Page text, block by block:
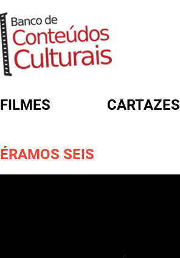
FILMES CARTAZES
ÉRAMOS SEIS